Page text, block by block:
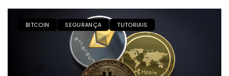
BITCOIN SEGURANÇA TUTORIAIS